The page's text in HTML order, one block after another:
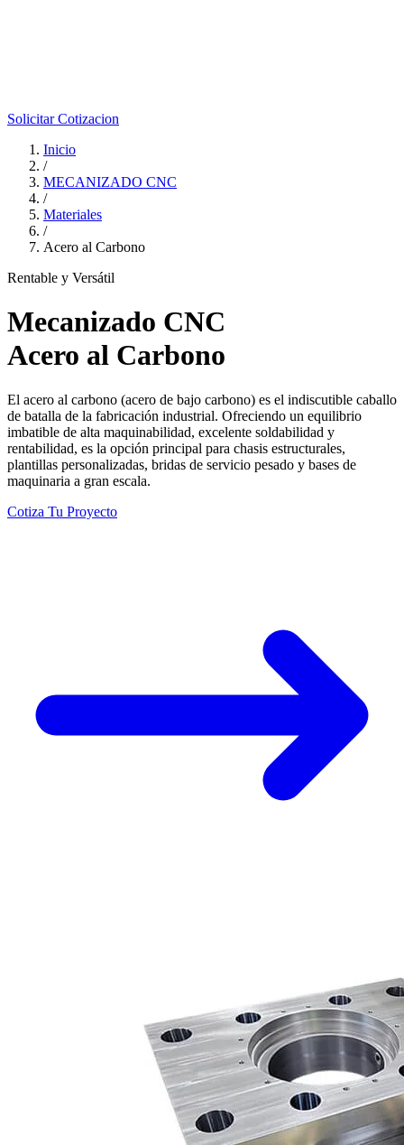
Solicitar Cotizacion
Inicio
/
MECANIZADO CNC
/
Materiales
/
Acero al Carbono
Rentable y Versátil
Mecanizado CNC
Acero al Carbono
El acero al carbono (acero de bajo carbono) es el indiscutible caballo
de batalla de la fabricación industrial. Ofreciendo un equilibrio
imbatible de alta maquinabilidad, excelente soldabilidad y
rentabilidad, es la opción principal para chasis estructurales,
plantillas personalizadas, bridas de servicio pesado y bases de
maquinaria a gran escala.
Cotiza Tu Proyecto